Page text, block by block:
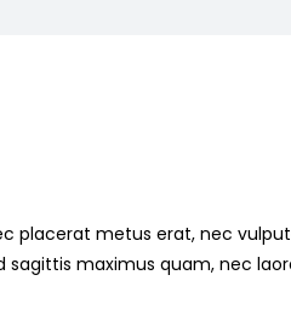
placerat metus erat, nec
sagittis maximus quam, nec